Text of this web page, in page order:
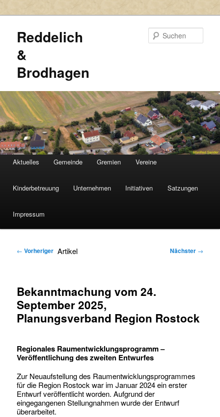
Reddelich
&
Brodhagen
HAUPTMENÜ
Zum
primären
Inhalt
Zum
sekundären
Inhalt
Aktuelles Gemeinde Gremien Vereine
Kinderbetreuung Unternehmen Initiativen Satzungen
Impressum
Artikel
← Vorheriger Nächster →
Bekanntmachung vom 24.
September 2025,
Planungsverband Region Rostock
Regionales Raumentwicklungsprogramm –
Veröffentlichung des zweiten Entwurfes
Zur Neuaufstellung des Raumentwicklungsprogrammes
für die Region Rostock war im Januar 2024 ein erster
Entwurf veröffentlicht worden. Aufgrund der
eingegangenen Stellungnahmen wurde der Entwurf
überarbeitet.